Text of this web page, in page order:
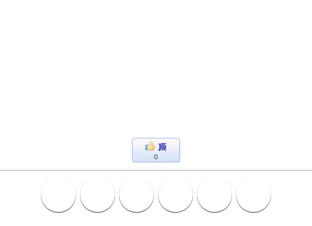
0